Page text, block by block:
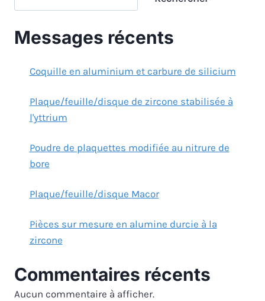
Messages récents
Coquille en aluminium et carbure de silicium
Plaque/feuille/disque de zircone stabilisée à
l'yttrium
Poudre de plaquettes modifiée au nitrure de
bore
Plaque/feuille/disque Macor
Pièces sur mesure en alumine durcie à la
zircone
Commentaires récents
Aucun commentaire à afficher.